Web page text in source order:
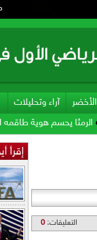
آراء وتحليلات
هوية طاقمه الفني
التعليقات:0
إقرأ